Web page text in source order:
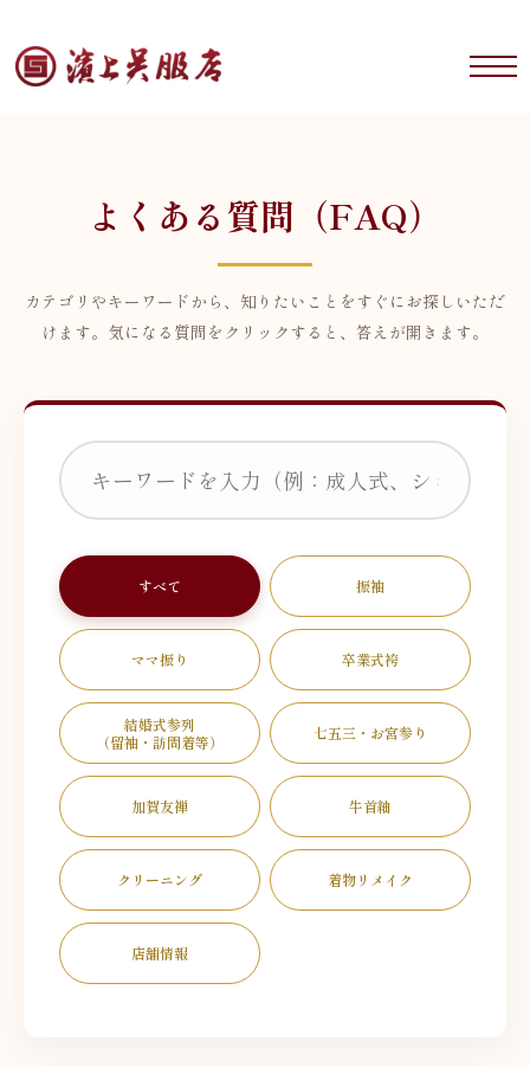
よくある質問（FAQ）
カテゴリやキーワードから、知りたいことをすぐにお探しいただ
けます。気になる質問をクリックすると、答えが開きます。
すべて 振袖
ママ振り 卒業式袴
結婚式参列
（留袖・訪問着等）
七五三・お宮参り
加賀友禅 牛首紬
クリーニング 着物リメイク
店舗情報